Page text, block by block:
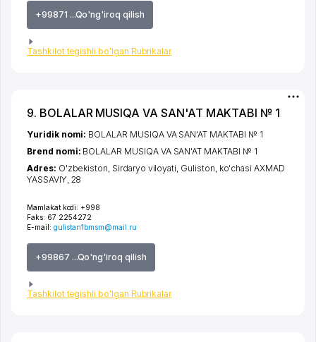
+99871 ...Qo'ng'iroq qilish
Tashkilot tegishli bo'lgan Rubrikalar
9. BOLALAR MUSIQA VA SAN'AT MAKTABI № 1
Mamlakat kodi: +998
Faks: 67 2254272
E-mail: gulistan1bmsm@mail.ru
+99867 ...Qo'ng'iroq qilish
Tashkilot tegishli bo'lgan Rubrikalar
Yuridik nomi: BOLALAR MUSIQA VA SAN'AT MAKTABI № 1
Brend nomi: BOLALAR MUSIQA VA SAN'AT MAKTABI № 1
Adres: O'zbekiston, Sirdaryo viloyati Guliston ko'chasi AXMAD
YASSAVIY , 28